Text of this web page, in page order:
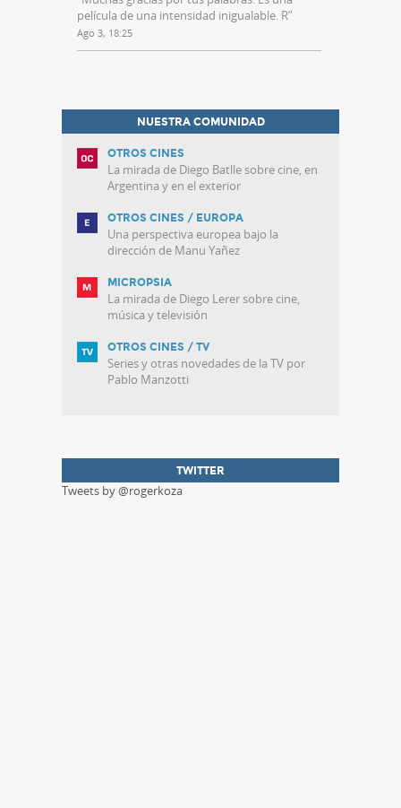
película de una intensidad inigualable. R”
Ago 3, 18:25
NUESTRA COMUNIDAD
OTROS CINES
La mirada de Diego Batlle sobre cine, en
Argentina y en el exterior
OTROS CINES / EUROPA
Una perspectiva europea bajo la
dirección de Manu Yañez
MICROPSIA
La mirada de Diego Lerer sobre cine,
música y televisión
OTROS CINES / TV
Series y otras novedades de la TV por
Pablo Manzotti
TWITTER
Tweets by @rogerkoza